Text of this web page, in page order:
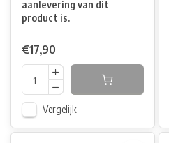
aanlevering van dit
product is.
€17,90
Vergelijk